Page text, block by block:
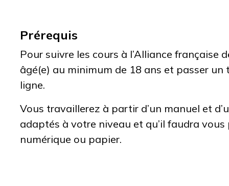
Prérequis
Pour suivre les cours à l’Alliance française
âgé(e) au minimum de 18 ans et passer
ligne.
Vous travaillerez à partir d’un manuel et
adaptés à votre niveau et qu’il faudra vous
numérique ou papier.